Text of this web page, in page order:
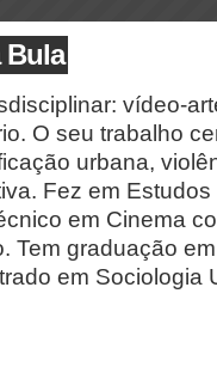
Bula
vídeo-
O seu trabalho
urbana,
Fez em
em Cinema
Tem graduação
em Sociologia